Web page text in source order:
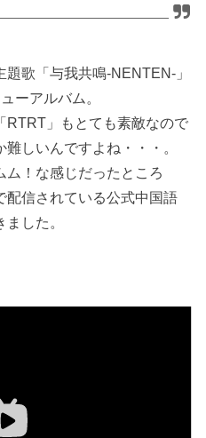
歌「与我共鳴-NENTEN-」
ーアルバム。
RTRT」もとても素敵なので
しいんですよね・・・。
ム！な感じだったところ
配信されている公式中国語
した。